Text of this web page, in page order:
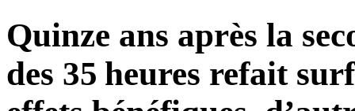
Quinze ans après la
des 35 heures refait